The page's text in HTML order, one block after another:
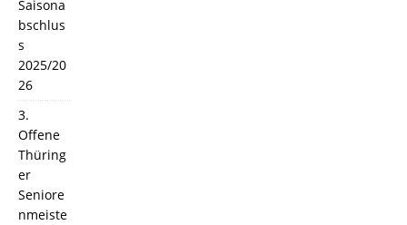
Saisona
bschlus
s
2025/20
26
3.
Offene
Thüring
er
Seniore
nmeiste